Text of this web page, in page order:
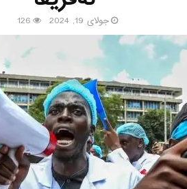
جولای 19, 2024 126